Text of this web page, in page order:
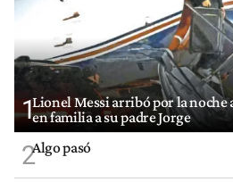
1Lionel Messi arribó por la noche
en familia a su padre Jorge
2Algo pasó